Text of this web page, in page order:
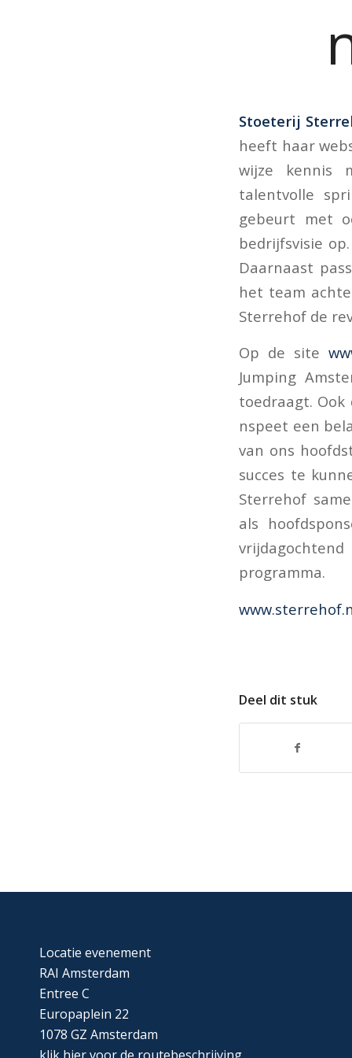
Stoeterij
heeft haar
wijze kennis
talentvolle
gebeurt met
bedrijfsvisie
Daarnaast
het team
Sterrehof de
Op de site
Jumping
toedraagt.
nspeet een
van ons
succes te
Sterrehof
als
programma.
Deel dit stuk
Locatie evenement
RAI Amsterdam
Entree C
Europaplein 22
1078 GZ Amsterdam